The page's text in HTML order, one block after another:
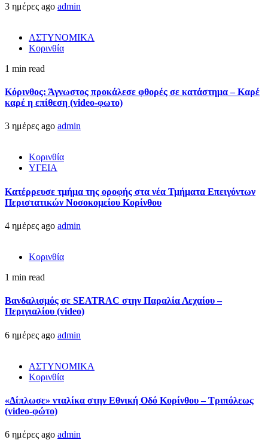
3 ημέρες ago admin
ΑΣΤΥΝΟΜΙΚΑ
Κορινθία
1 min read
Κόρινθος: Άγνωστος προκάλεσε φθορές σε κατάστημα – Καρέ
καρέ η επίθεση (video-φωτο)
3 ημέρες ago admin
Κορινθία
ΥΓΕΙΑ
Kατέρρευσε τμήμα της οροφής στα νέα Τμήματα Επειγόντων
Περιστατικών Νοσοκομείου Κορίνθου
4 ημέρες ago admin
Κορινθία
1 min read
Βανδαλισμός σε SEATRAC στην Παραλία Λεχαίου –
Περιγιαλίου (video)
6 ημέρες ago admin
ΑΣΤΥΝΟΜΙΚΑ
Κορινθία
«Δίπλωσε» νταλίκα στην Εθνική Oδό Κορίνθου – Τριπόλεως
(video-φώτο)
6 ημέρες ago admin